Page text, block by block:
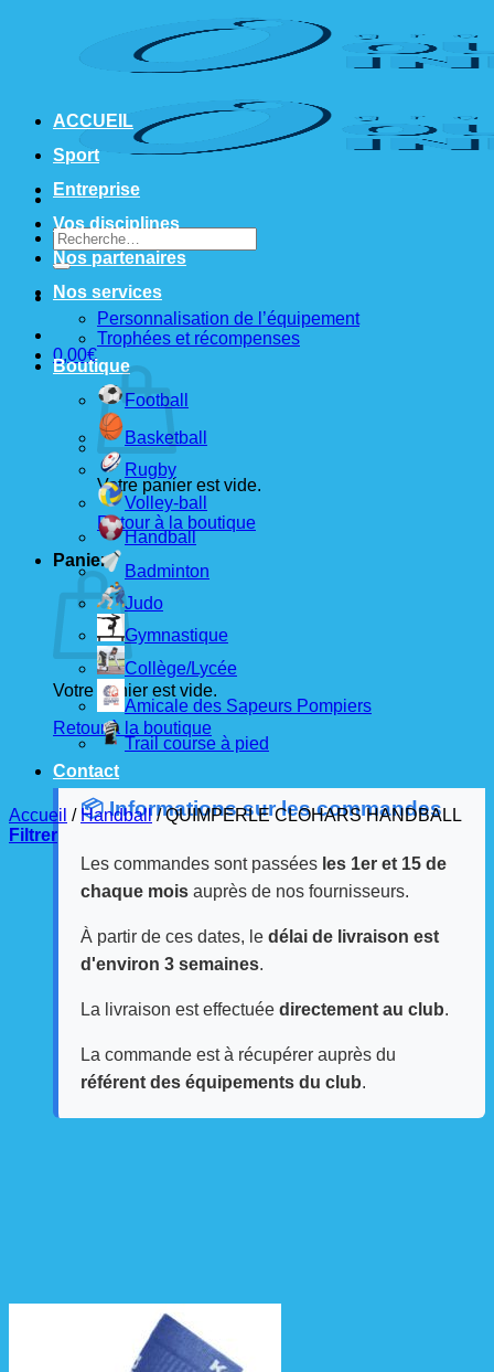
Recherche
pour :
0,00€
Votre panier est vide.
Retour à la boutique
Panier
Votre panier est vide.
Retour à la boutique
📦 Informations sur les commandes
Les commandes sont passées les 1er et 15 de
chaque mois auprès de nos fournisseurs.
À partir de ces dates, le délai de livraison est
d'environ 3 semaines.
La livraison est effectuée directement au club.
La commande est à récupérer auprès du
référent des équipements du club.
ACCUEIL
Sport
Entreprise
Vos disciplines
Nos partenaires
Nos services
Personnalisation de l’équipement
Trophées et récompenses
Boutique
Football
Basketball
Rugby
Volley-ball
Handball
Badminton
Judo
Gymnastique
Collège/Lycée
Amicale des Sapeurs Pompiers
Trail course à pied
Contact
Accueil / Handball /QUIMPERLE CLOHARS HANDBALL
Filtrer